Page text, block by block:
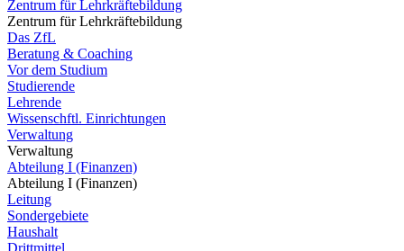
Zentrum für Lehrkräftebildung
Zentrum für Lehrkräftebildung
Das ZfL
Beratung & Coaching
Vor dem Studium
Studierende
Lehrende
Wissenschftl. Einrichtungen
Verwaltung
Verwaltung
Abteilung I (Finanzen)
Abteilung I (Finanzen)
Leitung
Sondergebiete
Haushalt
Drittmittel